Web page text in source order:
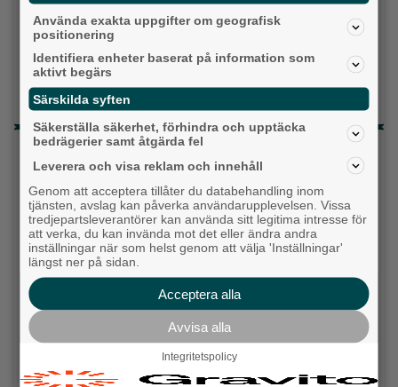
Milstolpen: Ny tunnel är på plats under
järnvägen
Detta händer i Alingsås 3–10 augusti
Då börjar tågen rulla igen: ”Vi ligger bra i fas”
Senaste artiklarna
Använda exakta uppgifter om geografisk
positionering
Identifiera enheter baserat på information som
aktivt begärs
Särskilda syften
Säkerställa säkerhet, förhindra och upptäcka
bedrägerier samt åtgärda fel
Leverera och visa reklam och innehåll
Genom att acceptera tillåter du databehandling inom
tjänsten, avslag kan påverka användarupplevelsen. Vissa
tredjepartsleverantörer kan använda sitt legitima intresse för
att verka, du kan invända mot det eller ändra andra
inställningar när som helst genom att välja 'Inställningar'
längst ner på sidan.
Acceptera alla
Avvisa alla
Integritetspolicy